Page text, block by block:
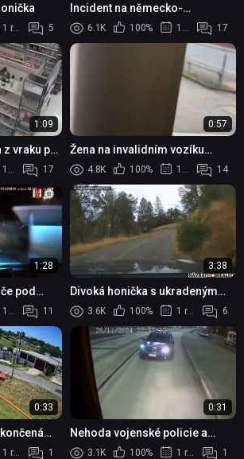
1 rok 5
Incident na německo-
nizozemské hranici
6.1K 100% 1 rok 17
1:09
z vraku po
1 rok 17
0:57
Žena na invalidním vozíku
unikala policii při kuriózní
honičce
4.8K 100% 1 rok 14
1:28
pod
1 rok 11
3:38
Divoká honička s ukradeným
nákladním autem v Kalifornii
3.6K 100% 1 rok 6
0:33
1 rok 1
0:31
Nehoda vojenské policie a
autobusu v Riu de Janeiru
3.1K 100% 1 rok 1